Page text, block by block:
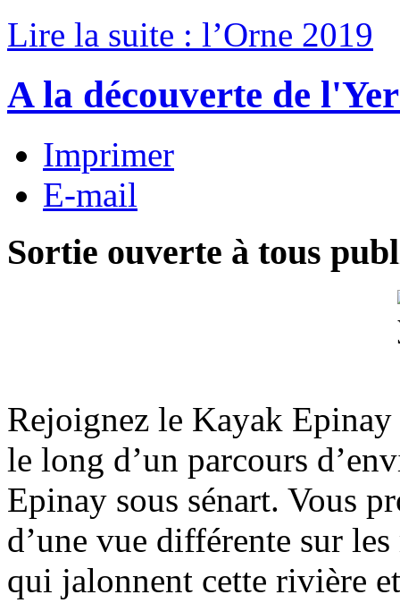
Lire la suite : l’Orne 2019
A la découverte de
Imprimer
E-mail
Sortie ouverte à tous
Rejoignez le Kayak
le long d’un parcours
Epinay sous sénart. Vous
d’une vue différente sur
qui jalonnent cette rivière